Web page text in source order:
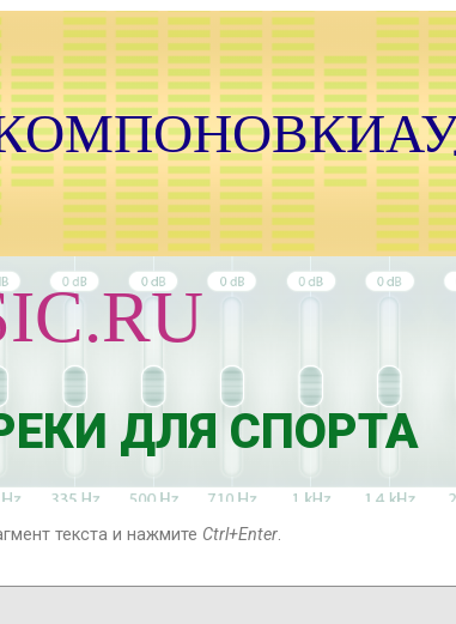
ДЛЯ СПОРТА
Н
М
Н
И
текста и нажмите Ctrl+Enter.